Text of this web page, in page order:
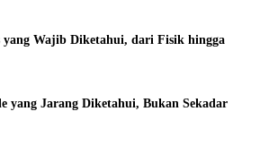
yang Wajib Diketahui, dari Fisik hingga
yang Jarang Diketahui, Bukan Sekadar